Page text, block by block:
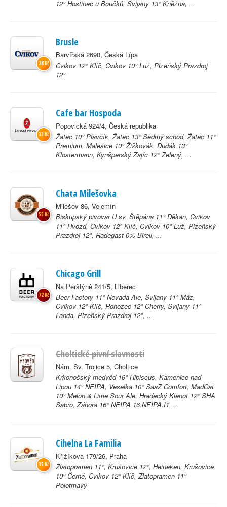
12° Hostinec u Boučků, Svijany 13° Kněžna, ...
Brusle
Barvířská 2690, Česká Lípa
Cvikov 12° Klíč, Cvikov 10° Luž, Plzeňský Prazdroj
12°
28 Kč
Cafe bar Hospoda
Popovická 924/4, Česká republika
Žatec 10° Plavčík, Žatec 13° Sedmý schod, Žatec 11°
Premium, Malešice 10° Žižkovák, Dudák 13°
Klostermann, Kynšperský Zajíc 12° Zelený, ...
33 Kč
Chata Milešovka
Milešov 86, Velemín
Biskupský pivovar U sv. Štěpána 11° Děkan, Cvikov
11° Hvozd, Cvikov 12° Klíč, Cvikov 10° Luž, Plzeňský
Prazdroj 12°, Radegast 0% Birell, ...
55 Kč
Chicago Grill
Na Perštýně 241/5, Liberec
Beer Factory 11° Nevada Ale, Svijany 11° Máz,
Cvikov 12° Klíč, Rohozec 12° Cherry, Svijany 11°
Fanda, Plzeňský Prazdroj 12°, ...
72 Kč
Choltické pivní slavnosti
Nám. Sv. Trojice 5, Choltice
Krkonošský medvěd 16° Hibiscus, Kamenice nad
Lipou 14° NEIPA, Veselka 10° SaaZ Comfort, MadCat
10° Melon & Lime Sour Ale, Hradecký Klenot 12° SHA
Sabro, Záhora 16° NEIPA 16.NEIPA.I1, ...
Cihelna La Familia
Křižíkova 179/26, Praha
Zlatopramen 11°, Krušovice 12°, Heineken, Krušovice
10° Černé, Cvikov 12° Klíč, Zlatopramen 11°
Polotmavý
35 Kč